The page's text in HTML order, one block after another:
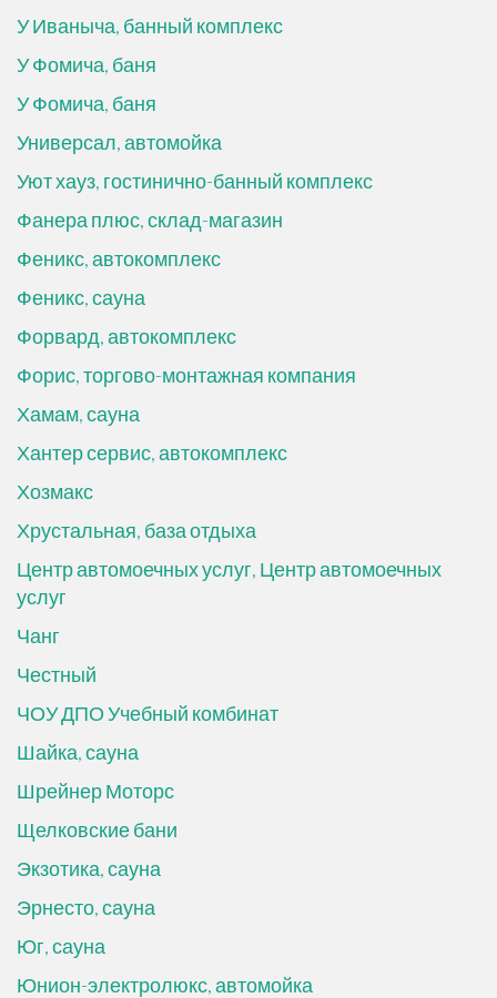
У Иваныча, банный комплекс
У Фомича, баня
У Фомича, баня
Универсал, автомойка
Уют хауз, гостинично-банный комплекс
Фанера плюс, склад-магазин
Феникс, автокомплекс
Феникс, сауна
Форвард, автокомплекс
Форис, торгово-монтажная компания
Хамам, сауна
Хантер сервис, автокомплекс
Хозмакс
Хрустальная, база отдыха
Центр автомоечных услуг, Центр автомоечных
услуг
Чанг
Честный
ЧОУ ДПО Учебный комбинат
Шайка, сауна
Шрейнер Моторс
Щелковские бани
Экзотика, сауна
Эрнесто, сауна
Юг, сауна
Юнион-электролюкс, автомойка